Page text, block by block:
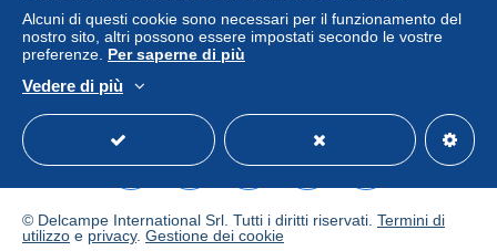
Alcuni di questi cookie sono necessari per il funzionamento del
nostro sito, altri possono essere impostati secondo le vostre
preferenze. Per saperne di più
Vedere di più
© Delcampe International Srl. Tutti i diritti riservati. Termini di
utilizzo e privacy. Gestione dei cookie